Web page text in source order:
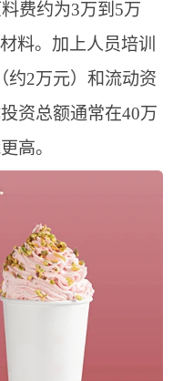
费约为3万到5万
料。加上人员培训
约2万元）和流动资
资总额通常在40万
高。